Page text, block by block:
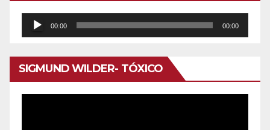
Reproductor
de
audio
00:00 00:00
SIGMUND WILDER- TÓXICO